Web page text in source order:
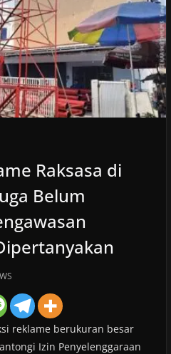
Raksasa di
Belum
reklame berukuran besar
Izin Penyelenggaraan